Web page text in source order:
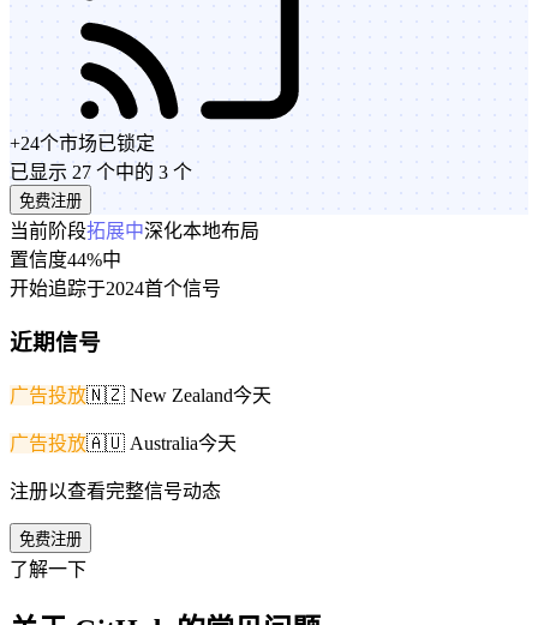
+24个市场已锁定
已显示 27 个中的 3 个
免费注册
当前阶段拓展中深化本地布局
置信度44%中
开始追踪于2024首个信号
近期信号
广告投放🇳🇿 New Zealand今天
广告投放🇦🇺 Australia今天
注册以查看完整信号动态
免费注册
了解一下